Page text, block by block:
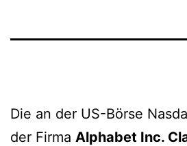
Die an der US-Börse
der Firma Alphabet Inc.